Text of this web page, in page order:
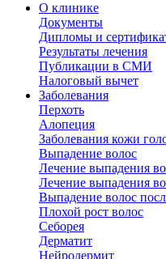
О клинике
Документы
Дипломы и
Результаты лечения
Публикации в СМИ
Налоговый вычет
Заболевания
Перхоть
Алопеция
Заболевания кожи
Выпадение волос
Лечение выпадения
Лечение выпадения
Выпадение волос
Плохой рост волос
Cеборея
Дерматит
Нейродермит